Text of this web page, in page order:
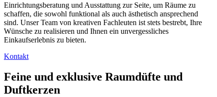
Einrichtungsberatung und Ausstattung zur Seite, um Räume zu
schaffen, die sowohl funktional als auch ästhetisch ansprechend
sind. Unser Team von kreativen Fachleuten ist stets bestrebt, Ihre
Wünsche zu realisieren und Ihnen ein unvergessliches
Einkaufserlebnis zu bieten.
Kontakt
Feine und exklusive Raumdüfte und
Duftkerzen